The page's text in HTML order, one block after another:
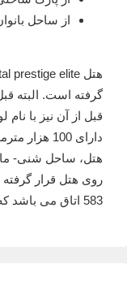
از ساحل بانوان ساریسو
گرفته است. البته
قبل از آن نیز با
دارای 100
هتل، ساحل شنی-
روی هتل قرار
583 اتاق می باشد که همه اتاق ها دارای ویو جذابی هستند.